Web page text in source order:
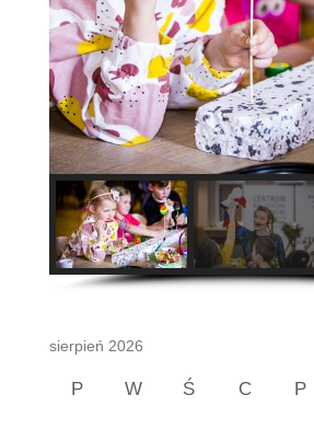
sierpień 2026
P W Ś C P